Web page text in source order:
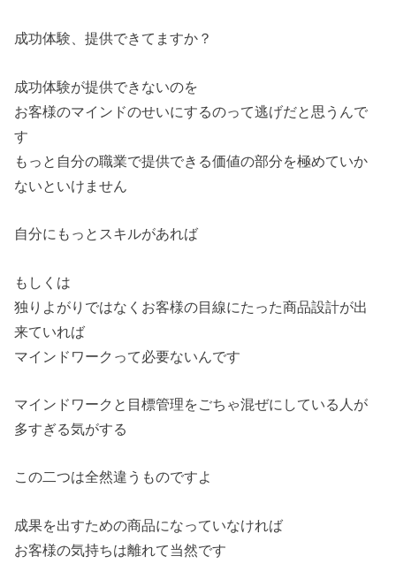
成功体験、提供できてますか？
成功体験が提供できないのを
お客様のマインドのせいにするのって逃げだと思うんで
す
もっと自分の職業で提供できる価値の部分を極めていか
ないといけません
自分にもっとスキルがあれば
もしくは
独りよがりではなくお客様の目線にたった商品設計が出
来ていれば
マインドワークって必要ないんです
マインドワークと目標管理をごちゃ混ぜにしている人が
多すぎる気がする
この二つは全然違うものですよ
成果を出すための商品になっていなければ
お客様の気持ちは離れて当然です